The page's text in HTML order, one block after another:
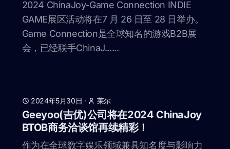
2024 ChinaJoy-Game Connection INDIE
GAME展区活动将在7 月 26 日至 28 日举办。
Game Connection是全球知名的游戏B2B展
会，已经联手ChinaJ......
2024年5月30日 · 莱尔
Geeyoo(吉优)公司将在2024 ChinaJoy
BTOB商务洽谈馆再续精彩！
作为在全球数字娱乐领域兼具知名度与影响力